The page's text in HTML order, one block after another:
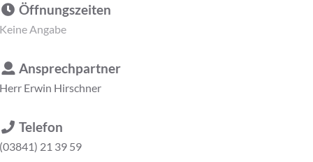
Öffnungszeiten
Keine Angabe
Ansprechpartner
Herr Erwin Hirschner
Telefon
(03841) 21 39 59